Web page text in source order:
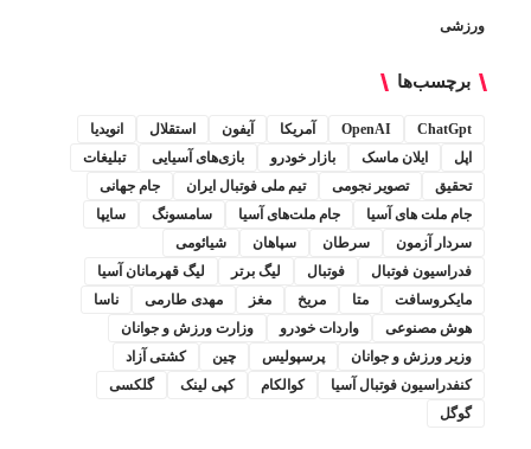
ورزشی
برچسب‌ها
ChatGpt
OpenAI آمریکا آیفون استقلال
انویدیا
اپل
ایلان ماسک بازار خودرو بازی‌های آسیایی
تبلیغات
تحقیق
تصویر نجومی تیم ملی فوتبال ایران
جام جهانی
جام ملت های آسیا
جام ملت‌های آسیا سامسونگ
سایپا
سردار آزمون
سرطان سپاهان
شیائومی
فدراسیون فوتبال
فوتبال لیگ برتر
لیگ قهرمانان آسیا
مایکروسافت
متا مریخ مغز مهدی طارمی
ناسا
هوش مصنوعی
واردات خودرو
وزارت ورزش و جوانان
وزیر ورزش و جوانان
پرسپولیس چین
کشتی آزاد
کنفدراسیون فوتبال آسیا
کوالکام کپی لینک
گلکسی
گوگل